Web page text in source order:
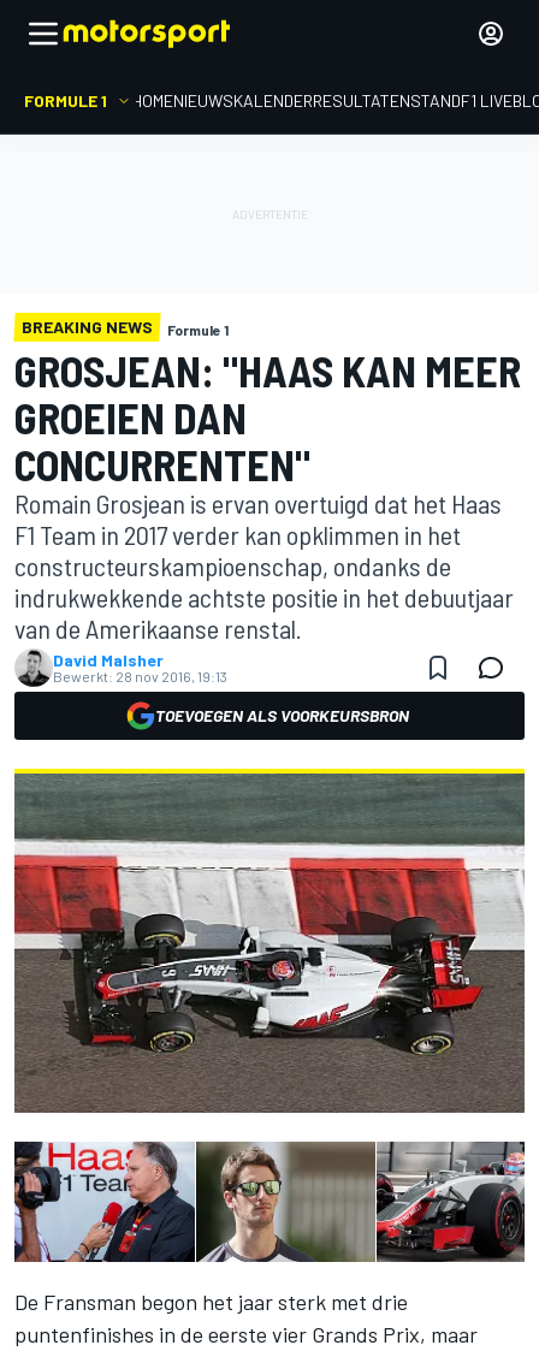
FORMULE 1 HOMENIEUWSKALENDERRESULTATENSTANDF1
BREAKING NEWS Formule 1
GROSJEAN: "HAAS KAN MEER
GROEIEN DAN
CONCURRENTEN"
Romain Grosjean is ervan overtuigd dat het Haas
F1 Team in 2017 verder kan opklimmen in het
constructeurskampioenschap, ondanks de
indrukwekkende achtste positie in het debuutjaar
van de Amerikaanse renstal.
David Malsher
Bewerkt: 28 nov 2016, 19:13
TOEVOEGEN ALS VOORKEURSBRON
De Fransman begon het jaar sterk met drie
puntenfinishes in de eerste vier Grands Prix, maar